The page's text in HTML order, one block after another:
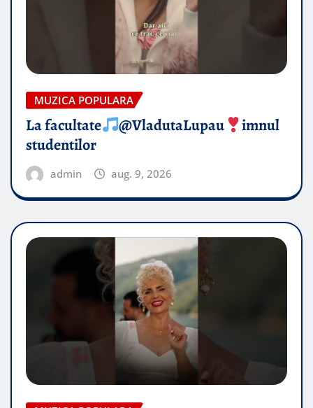
MUZICA POPULARA
La facultate @VladutaLupau
imnul
studentilor
admin aug. 9, 2026